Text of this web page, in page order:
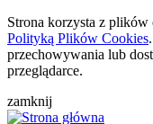
Strona korzysta z plików
Polityką Plików Cookies
przechowywania lub
przeglądarce.
zamknij